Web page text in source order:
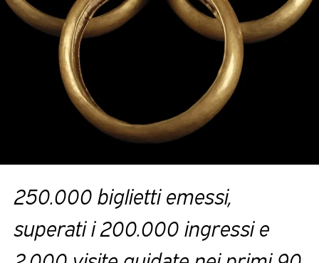
250.000 biglietti emessi,
superati i 200.000 ingressi e